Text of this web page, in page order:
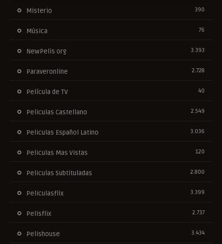
Misterio 390
Música 76
NewPelis org 3.393
Paraveronline 2.728
Película de TV 40
Peliculas Castellano 2.549
Peliculas Español Latino 3.036
Peliculas Mas Vistas 120
Peliculas Subtituladas 2.800
Peliculasflix 3.399
Pelisflix 2.737
Pelishouse 3.434